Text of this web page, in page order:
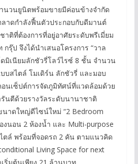
วนยูนิตพร้อมขายมีค่อนข้างจำกัด
าดกำลังฟื้นตัวประกอบกับดีมานต์
าติที่ต้องการที่อยู่อาศัยระดับพรีเมี่ยม
รุ๊ป จึงได้นำเสนอโครงการ “วาล
มิเนียมลักชัวรี่โลว์ไรซ์ 8 ชั้น จำนวน
บสไตล์ โมเดิร์น ลักชัวรี่ และมอบ
นเซ็ปต์การจัดภูมิทัศน์ที่แวดล้อมด้วย
นตีด้วยรางวัลระดับนานาชาติ
นาดใหญ่ดีไซน์ใหม่ “2 Bedroom
งนอน 2 ห้องน้ำ และ Multi-purpose
ตล์ พร้อมที่จอดรถ 2 คัน ตามแนวคิด
Living Space for next
ริ่มต้นเพียง 21 ล้านบาท